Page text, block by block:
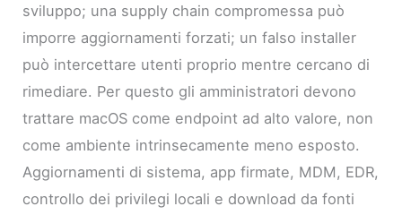
sviluppo; una supply chain compromessa può
imporre aggiornamenti forzati; un falso installer
può intercettare utenti proprio mentre cercano di
rimediare. Per questo gli amministratori devono
trattare macOS come endpoint ad alto valore, non
come ambiente intrinsecamente meno esposto.
Aggiornamenti di sistema, app firmate, MDM, EDR,
controllo dei privilegi locali e download da fonti